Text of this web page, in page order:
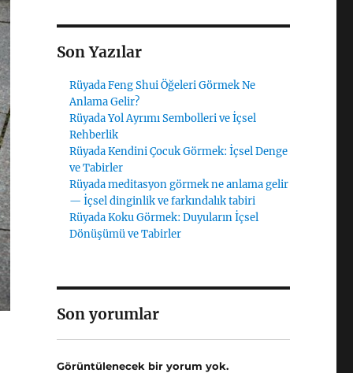
Son Yazılar
Rüyada Feng Shui Öğeleri Görmek Ne
Anlama Gelir?
Rüyada Yol Ayrımı Sembolleri ve İçsel
Rehberlik
Rüyada Kendini Çocuk Görmek: İçsel Denge
ve Tabirler
Rüyada meditasyon görmek ne anlama gelir
— İçsel dinginlik ve farkındalık tabiri
Rüyada Koku Görmek: Duyuların İçsel
Dönüşümü ve Tabirler
Son yorumlar
Görüntülenecek bir yorum yok.